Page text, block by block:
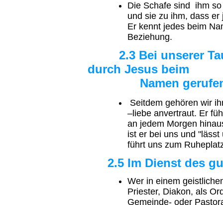
Die Schafe sind ihm
und sie zu ihm, dass
Er kennt jedes beim
Beziehung.
2.3 Bei unserer
durch Jesus beim
Namen
Seitdem gehören wir
–liebe anvertraut. Er
an jedem Morgen
ist er bei uns und
führt uns zum
2.5 Im Dienst des
Wer in einem
Priester, Diakon, als
Gemeinde- oder